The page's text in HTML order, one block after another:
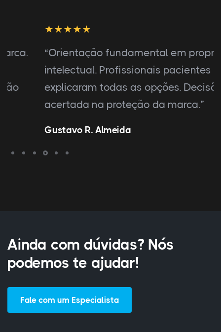
“Orientação fundamental em propriedade
intelectual. Profissionais pacientes
explicaram todas as opções. Decisão
acertada na proteção da marca.”
Gustavo R. Almeida
Ainda com dúvidas? Nós
podemos te ajudar!
Fale com um Especialista